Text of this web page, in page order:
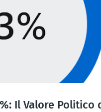
Il Valore Politico